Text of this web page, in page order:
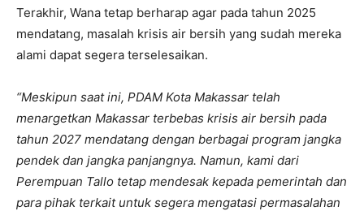
Terakhir, Wana tetap berharap agar pada tahun 2025
mendatang, masalah krisis air bersih yang sudah mereka
alami dapat segera terselesaikan.
“Meskipun saat ini, PDAM Kota Makassar telah
menargetkan Makassar terbebas krisis air bersih pada
tahun 2027 mendatang dengan berbagai program jangka
pendek dan jangka panjangnya. Namun, kami dari
Perempuan Tallo tetap mendesak kepada pemerintah dan
para pihak terkait untuk segera mengatasi permasalahan